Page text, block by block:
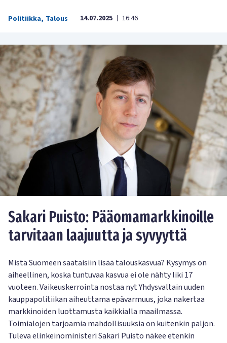
Politiikka, Talous 14.07.2025 | 16:46
Sakari Puisto: Pääomamarkkinoille
tarvitaan laajuutta ja syvyyttä
Mistä Suomeen saataisiin lisää talouskasvua? Kysymys on
aiheellinen, koska tuntuvaa kasvua ei ole nähty liki 17
vuoteen. Vaikeuskerrointa nostaa nyt Yhdysvaltain uuden
kauppapolitiikan aiheuttama epävarmuus, joka nakertaa
markkinoiden luottamusta kaikkialla maailmassa.
Toimialojen tarjoamia mahdollisuuksia on kuitenkin paljon.
Tuleva elinkeinoministeri Sakari Puisto näkee etenkin